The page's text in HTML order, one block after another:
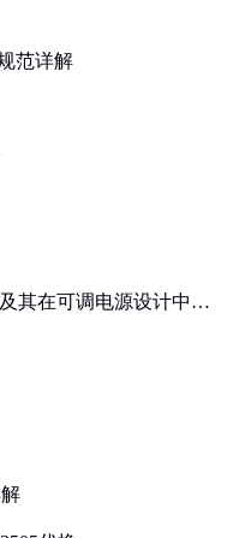
范详解
其在可调电源设计中的